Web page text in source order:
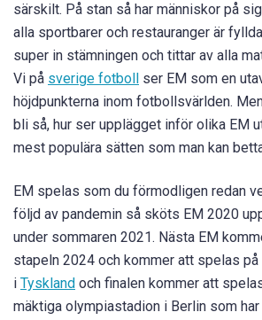
särskilt. På stan så har människor på
alla sportbarer och restauranger är
super in stämningen och tittar av alla
Vi på sverige fotboll
ser EM som en
höjdpunkterna inom fotbollsvärlden.
bli så, hur ser upplägget inför olika EM
mest populära sätten som man kan
EM spelas som du förmodligen redan
följd av pandemin så sköts EM 2020
under sommaren 2021. Nästa EM
stapeln 2024 och kommer att spelas
i Tyskland och finalen kommer att
mäktiga olympiastadion i Berlin som